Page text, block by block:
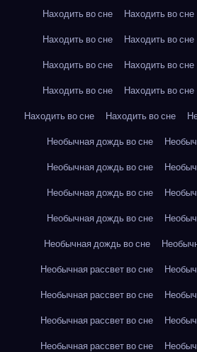
Находить во сне
Находить во сне
Находить во сне
Находить во сне
Находить во сне
Находить во сне
Находить во сне
Находить во сне
Находить во сне
Находить во сне
Необычная дождь во сне
Необычная дождь во сне
Необычная дождь во сне
Необычная дождь во сне
Необычная дождь во сне
Необычная рассвет во сне
Необычная рассвет во сне
Необычная рассвет во сне
Необычная рассвет во сне